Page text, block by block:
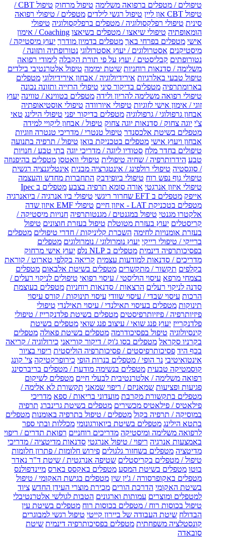
טיפולים / מטפלים ברפואה משלימה טיפול מרחוק
טיפול CBT /
טיפול CBT און ליין
טיפול רגשי לילדים מטפלים / טיפולי רפואה
סינית טיפולי רפלקסולוגיה / מטפלים ברפלקסולוגיה טיפולי
הומאופתיה טיפולי שיאצו / מטפלים בשיאצו
Coaching / אימון
אישי מטפלים בפרחי באך מטפלים בדמיון מודרך יעוץ מיסטיקה /
מיסטיקנים אסטרולוגים / יעוץ אסטרולוגי נטורופתיה ותזונה /
נטורופתים קבליסטים / יעוץ על פי תורת הקבלה לימודי רפואה
משלימה / סדנאות רוחניות שיטת ימימה טיפול אלטרנטיבי בילדים
טיפול טבעי באלרגיות אירידיולוגיה / אבחון אירידיולוגי מטפלים
בארומתרפיה מטפלים בדיקור סיני טיפולי הרזייה ותזונה נכונה
טיפולי רפואה משלימה להריון ולידה מטפלים בטווינא / טווינה יעוץ
זוגי / אימון אישי לזוגיות טיפולי איורוודה טיפולי אוסטיאופתיה
אבחון גרפולוגי / גרפולוגיה מטפלים בדיקור יפני טיפולי הילינג טאי
צ'י יוגה צחוק / סדנאות יוגה צחוק טיפול / אבחון ליקויי למידה
מטפלים בשיטת אלכסנדר טיפול טנטרי / מדריכי טנטרה וזוגיות
אבחון ויעוץ אישי מטפלים בטכניקת בואן טיפול / תרפיה בתנועה
טיפולים בחדר מלח סטודיו ליוגה / מדריכי יוגה בתי טבע / חנויות
טבע הידרותרפיה / שחיה טיפולית טיפולי וואטסו מטפלים בהיפנוזה
/ סוגסטיה טיפולי רולפינג / אינטגרציה מבנית אינטליגנציה רגשית
טיפולי גוף נפש רוח טיפולי ביופידבק התחברות מחדש והעצמה
טיפולי איזון אנרגטי אורה סומא תרפיה בצבע
מטפלים ב Ipec
אייפק מטפלים ב EFT שחרור ריגשי
טיפולי ביו אנרגיה / ביואנרגיה
מטפלים בטכניקת LAT - איזון חיים
טיפולי EMF איזון שדה
אלקטרו מגנטי טיפול במגנטים / מגנטותרפיה חנויות מיסטיקה /
קריסטלים יעוץ בעזרת מטוטלת טיפול בעזרת חוצונים טיפול
בעזרת אומנויות לחימה השכרת קליניקות / חדרי טיפולים מטפלים
ברייקי / טיפולי רייקי יעוץ נומרולוגי / נומרולוגים מטפלים
בפסיכותרפיה דינמית מטפלים ב NLP נלפ
יעוץ אישי מרחוק
מדריכים / סדנאות למודעות עצמית קריאה בקלפי טארוט / קוראת
בקלפים תקשור / מתקשרים מטפלים בשיטת אלבאום מטפלים
בצמחי מרפא עיסוי הוליסטי / עיסוי רפואי טיפולים לניקוי רעלים /
סדנה לניקוי רעלים הרצאות / סדנאות רוחניות מטפלים בעוצמת
הרכות עיסוי שבדי / עיסוי שוודי עיסוי תינוקות / קורס עיסוי
תינוקות מטפלים בעיסוי תאילנדי / עיסוי תאילנדי טיפולי
פיזיותרפיה / פיזיותרפיסטים מטפלים בשיטת פלדנקרייז / טיפולי
פלדנקרייז יעוץ פנג שואי / עיצוב פנג שואי מטפלים בשיטת
קינסיולוגיה טיפול בפסיכודרמה מטפלים בשיטת פאולה מטפלים
בקרניו סקראל מטפלים בסו ג'וק / דיקור קוריאני כירולוגיה / קריאה
בכף היד פסיכותרפיסטים / פסיכותרפיה הוליסטית ריפוי בציור
אינטואיטיבי נר הופי / מטפלים בנרות הופי כירופרקטיקה צי' קונג
קוסמטיקה טבעית מטפלים בנשימה מודעת / מטפלים בריברסינג
רפואה משלימה / אלטרנטיבית לבעלי חיים מטפלים לשיקום
פגיעות ופציעות שמאניזם / ריפוי שמאני תקשורת לא אלימה /
מטפלים בתקשורת מקרבת מועדוני בריאות / ספא מדריכי
פילאטיס / פילאטיס מכשירים מטפלים בשיטת גרינברג תרפיה
במוסיקה / תרפיה בקול מטפלים / טיפול בתרפיה באומנות מטפלים
בתטא הילינג מטפלים בשיטת ביואורגונומי מכללות ובתי ספר
לרפואה משלימה ומיסטיקה מדריכים רוחניים רפואת תדרים / ריפוי
באמצעות אנרגיה ריפוי / טיפול אנרגטי סדנאות מדיטציה / מדריכי
מדיטציה מטפלים בשחזור גלגולים פירוש חלומות / פתרון חלומות
טיפול / מטפלים בקריסטלים שטיפה אנרגטית / שיטת ד"ר נאדר
בוטו מטפלים בשיטת המסע מטפלים באקסס בארס מיינדפולנס
מטפלים באקופרסורה / ג'ין שין מטפלים בגישת האקומי / טיפול
בשיטת האקומי הדרכת הורים מכירת מוצרי העידן החדש ציוד
למטפלים ומוצרים עמותות וארגונים הטבות לגולשי אלטרנטיבלי
טיפול בכוסות רוח / מטפלים בכוסות רוח מטפלים בשיטת עין
הבדולח שיטת העבודה של ביירון קייטי טיפול רגשי למבוגרים
קונסטלציה משפחתית מטפלים בפסיכותרפיה דינמית שיטת
סובאדה